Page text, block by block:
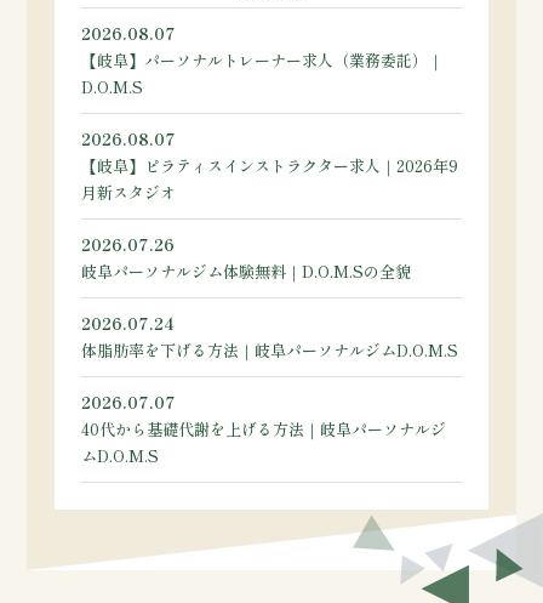
2026.08.07
【岐阜】パーソナルトレーナー求人（業務委託）｜
D.O.M.S
2026.08.07
【岐阜】ピラティスインストラクター求人｜2026年9
月新スタジオ
2026.07.26
岐阜パーソナルジム体験無料｜D.O.M.Sの全貌
2026.07.24
体脂肪率を下げる方法｜岐阜パーソナルジムD.O.M.S
2026.07.07
40代から基礎代謝を上げる方法｜岐阜パーソナルジ
ムD.O.M.S